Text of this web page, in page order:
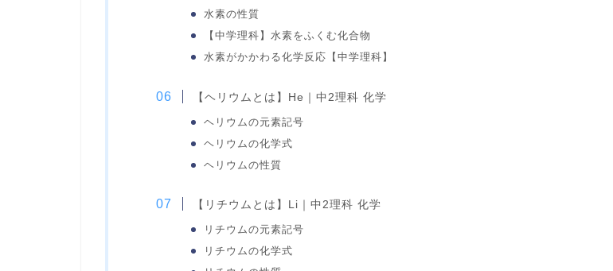
水素の性質
【中学理科】水素をふくむ化合物
水素がかかわる化学反応【中学理科】
【ヘリウムとは】He｜中2理科 化学
ヘリウムの元素記号
ヘリウムの化学式
ヘリウムの性質
【リチウムとは】Li｜中2理科 化学
リチウムの元素記号
リチウムの化学式